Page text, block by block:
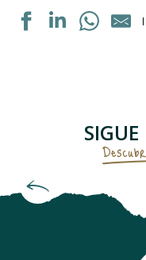
LA GRANGE AUX
HOTEL LES
HOTEL ARDIDEN
HOTEL LES CIMES